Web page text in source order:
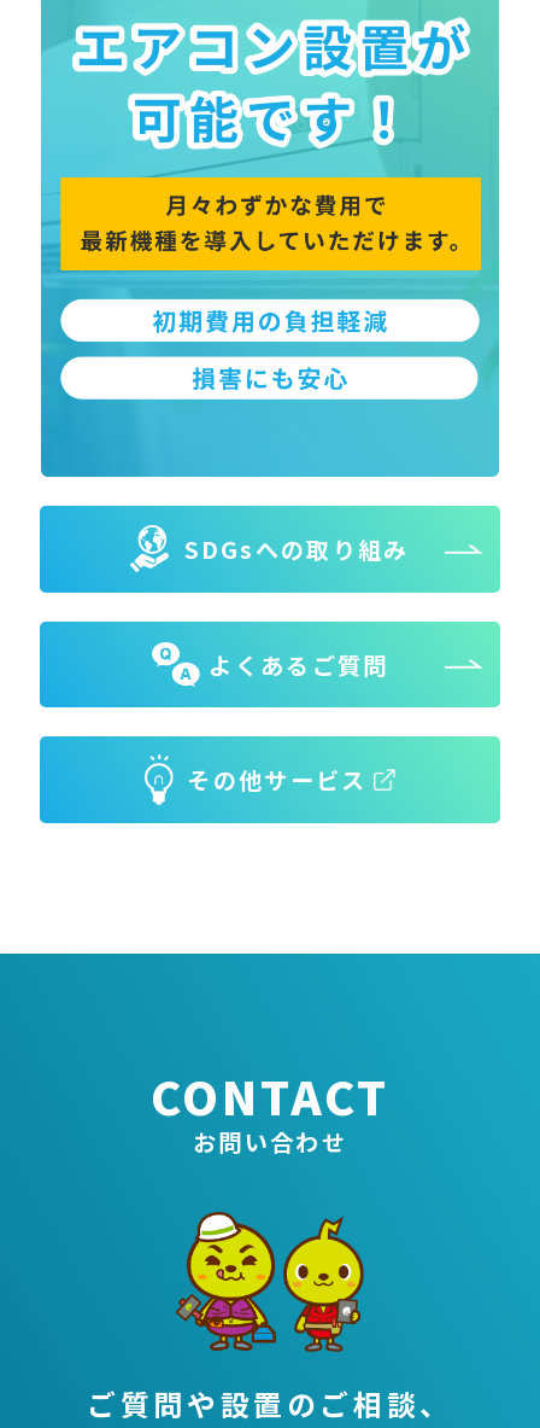
SDGsへの取り組み
よくあるご質問
その他サービス
CONTACT
お問い合わせ
ご質問や設置のご相談、